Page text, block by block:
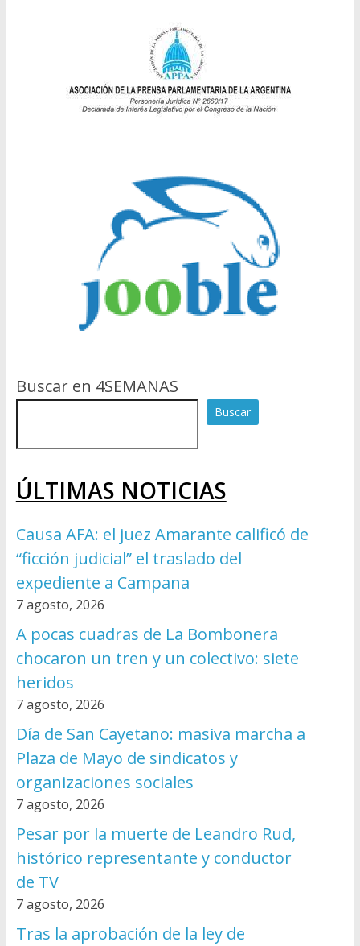
Buscar en 4SEMANAS
Buscar
ÚLTIMAS NOTICIAS
Causa AFA: el juez Amarante calificó de
“ficción judicial” el traslado del
expediente a Campana
7 agosto, 2026
A pocas cuadras de La Bombonera
chocaron un tren y un colectivo: siete
heridos
7 agosto, 2026
Día de San Cayetano: masiva marcha a
Plaza de Mayo de sindicatos y
organizaciones sociales
7 agosto, 2026
Pesar por la muerte de Leandro Rud,
histórico representante y conductor
de TV
7 agosto, 2026
Tras la aprobación de la ley de